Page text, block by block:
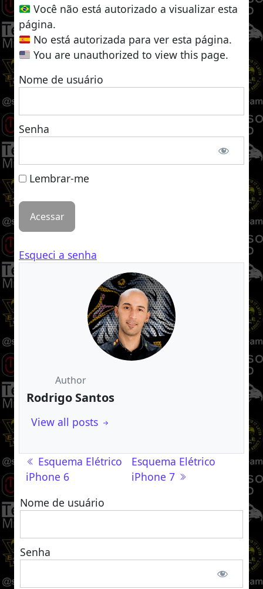
Você não está autorizado a visualizar esta
página.
No está autorizada para ver esta página.
You are unauthorized to view this page.
Nome de usuário
Senha
Lembrar-me
Esqueci a senha
Author
Rodrigo Santos
View all posts
Navegação de post
Esquema Elétrico
iPhone 6
Esquema Elétrico
iPhone 7
Nome de usuário
Senha